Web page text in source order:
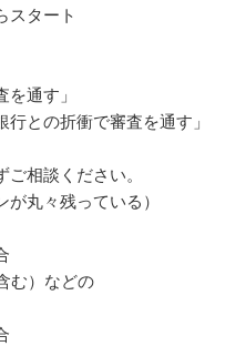
スタート
通す」
行との折衝で審査を通す」
相談ください。
丸々残っている）
む）などの